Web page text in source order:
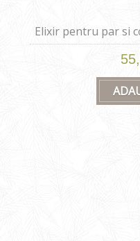
Elixir pentru par si